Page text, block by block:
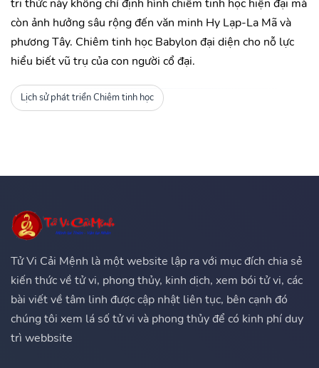
tri thức này không chỉ định hình chiêm tinh học hiện đại mà
còn ảnh hưởng sâu rộng đến văn minh Hy Lạp-La Mã và
phương Tây. Chiêm tinh học Babylon đại diện cho nỗ lực
hiểu biết vũ trụ của con người cổ đại.
Lịch sử phát triển Chiêm tinh học
Tử Vi Cải Mệnh là một website lập ra với mục đích chia sẻ
kiến thức về tử vi, phong thủy, kinh dịch, xem bói tử vi, các
bài viết về tâm linh được cập nhật liên tục, bên cạnh đó
chúng tôi xem lá số tử vi và phong thủy để có kinh phí duy
trì webbsite